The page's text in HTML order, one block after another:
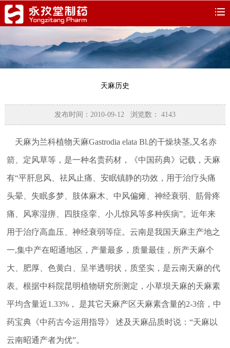
天麻历史
发布时间：2010-09-12 浏览数： 4143
天麻为兰科植物天麻Gastrodia elata Bl.的干燥块茎,又名赤
箭、定风草等，是一种名贵药材，《中国药典》记载，天麻
有“平肝息风、祛风止痛、安眠镇静的功效，用于治疗头痛
头晕、失眠多梦、肢体麻木、中风偏瘫、神经衰弱、筋骨疼
痛、风寒湿痹、四肢痉挛、小儿惊风等多种疾病”。近年来
用于治疗高血压、神经衰弱等症。云南是我国天麻主产地之
一,集中产在昭通地区，产量最多，质量最佳，所产天麻个
大、肥厚、色黄白、呈半透明状，质坚实，是云南天麻的代
表。根据中科院昆明植物研究所测定，小草坝天麻的天麻素
平均含量近1.33%， 是其它天麻产区天麻素含量的2-3倍，中
药宝典《中药古今运用指导》 述及天麻品质时说：“天麻以
云南昭通产者为优”。